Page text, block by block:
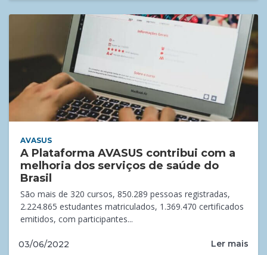
AVASUS
A Plataforma AVASUS contribui com a
melhoria dos serviços de saúde do
Brasil
São mais de 320 cursos, 850.289 pessoas registradas,
2.224.865 estudantes matriculados, 1.369.470 certificados
emitidos, com participantes...
03/06/2022 Ler mais